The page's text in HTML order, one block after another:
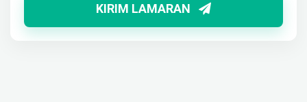
KIRIM LAMARAN